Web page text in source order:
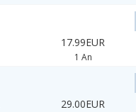
17.99EUR
1 An
29.00EUR